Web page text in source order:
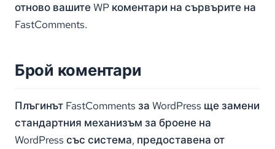
отново вашите WP коментари на сървърите на
FastComments.
Брой коментари
Плъгинът FastComments за WordPress ще замени
стандартния механизъм за броене на
WordPress със система, предоставена от